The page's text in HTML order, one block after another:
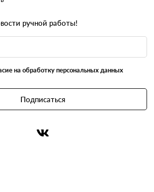
ручной работы!
на обработку персональных данных
Подписаться